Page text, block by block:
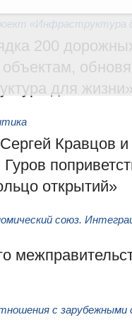
«Инфраструктура
200
для
Кравцов и
открытий»
союз.
с